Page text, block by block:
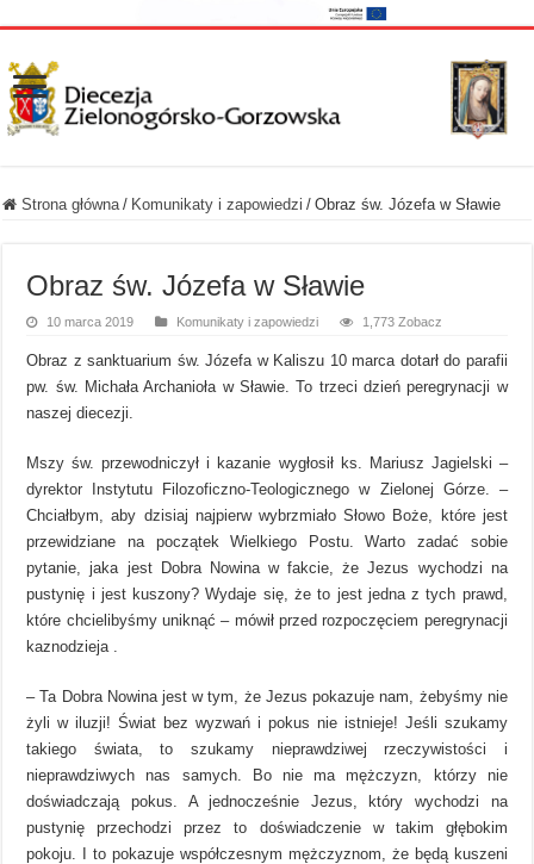
Strona główna / Komunikaty i zapowiedzi / Obraz św. Józefa w Sławie
Obraz św. Józefa w Sławie
10 marca 2019 Komunikaty i zapowiedzi 1,773 Zobacz
Obraz z sanktuarium św. Józefa w Kaliszu 10 marca dotarł do parafii
pw. św. Michała Archanioła w Sławie. To trzeci dzień peregrynacji w
naszej diecezji.
Mszy św. przewodniczył i kazanie wygłosił ks. Mariusz Jagielski –
dyrektor Instytutu Filozoficzno-Teologicznego w Zielonej Górze. –
Chciałbym, aby dzisiaj najpierw wybrzmiało Słowo Boże, które jest
przewidziane na początek Wielkiego Postu. Warto zadać sobie
pytanie, jaka jest Dobra Nowina w fakcie, że Jezus wychodzi na
pustynię i jest kuszony? Wydaje się, że to jest jedna z tych prawd,
które chcielibyśmy uniknąć – mówił przed rozpoczęciem peregrynacji
kaznodzieja .
– Ta Dobra Nowina jest w tym, że Jezus pokazuje nam, żebyśmy nie
żyli w iluzji! Świat bez wyzwań i pokus nie istnieje! Jeśli szukamy
takiego świata, to szukamy nieprawdziwej rzeczywistości i
nieprawdziwych nas samych. Bo nie ma mężczyzn, którzy nie
doświadczają pokus. A jednocześnie Jezus, który wychodzi na
pustynię przechodzi przez to doświadczenie w takim głębokim
pokoju. I to pokazuje współczesnym mężczyznom, że będą kuszeni